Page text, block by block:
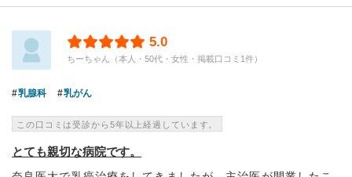
5.0
ちーちゃん（本人・50代・女性・掲載口コミ1件）
乳腺科 乳がん
この口コミは受診から5年以上経過しています。
とても親切な病院です。